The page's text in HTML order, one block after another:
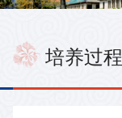
培养过程